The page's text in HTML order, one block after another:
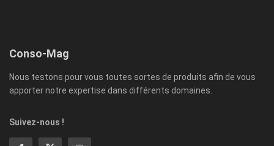
Conso-Mag
Nous testons pour vous toutes sortes de produits afin de vous
apporter notre expertise dans différents domaines.
Suivez-nous !